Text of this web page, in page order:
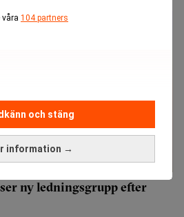
våra 104 partners
information →
och stäng
ny ledningsgrupp efter